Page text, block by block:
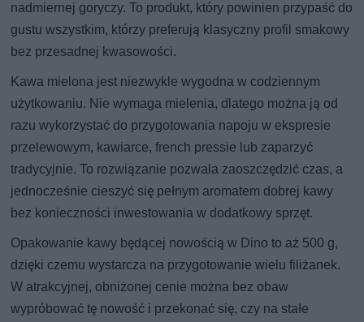
nadmiernej goryczy. To produkt, który powinien przypaść do
gustu wszystkim, którzy preferują klasyczny profil smakowy
bez przesadnej kwasowości.
Kawa mielona jest niezwykle wygodna w codziennym
użytkowaniu. Nie wymaga mielenia, dlatego można ją od
razu wykorzystać do przygotowania napoju w ekspresie
przelewowym, kawiarce, french pressie lub zaparzyć
tradycyjnie. To rozwiązanie pozwala zaoszczędzić czas, a
jednocześnie cieszyć się pełnym aromatem dobrej kawy
bez konieczności inwestowania w dodatkowy sprzęt.
Opakowanie kawy będącej nowością w Dino to aż 500 g,
dzięki czemu wystarcza na przygotowanie wielu filiżanek.
W atrakcyjnej, obniżonej cenie można bez obaw
wypróbować tę nowość i przekonać się, czy na stałe